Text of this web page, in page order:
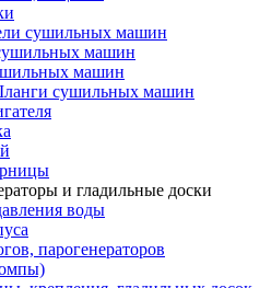
сушильных машин
машин
машин
сушильных машин
и гладильные доски
воды
парогенераторов